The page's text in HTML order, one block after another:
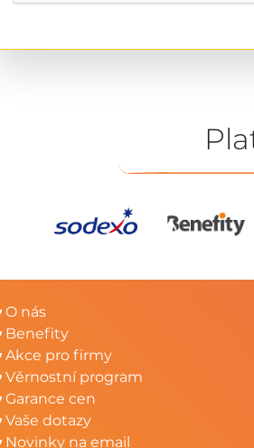
O nás
Benefity
Akce pro firmy
Věrnostní program
Garance cen
Vaše dotazy
Novinky na email